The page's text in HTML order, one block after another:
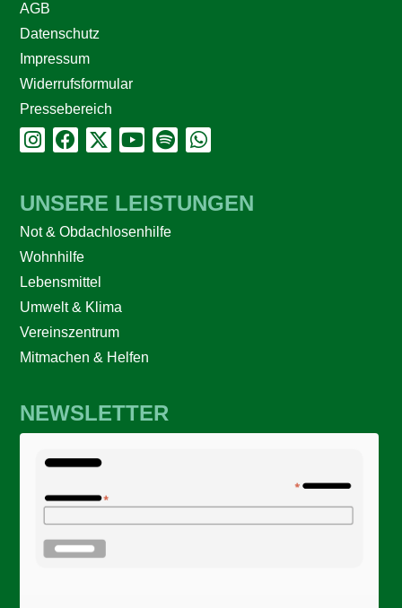
AGB
Datenschutz
Impressum
Widerrufsformular
Pressebereich
UNSERE LEISTUNGEN
Not & Obdachlosenhilfe
Wohnhilfe
Lebensmittel
Umwelt & Klima
Vereinszentrum
Mitmachen & Helfen
NEWSLETTER